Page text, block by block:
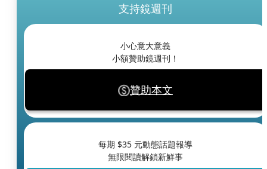
支持鏡週刊
小心意大意義
小額贊助鏡週刊！
贊助本文
每期 $35 元動態話題報導
無限閱讀解鎖新鮮事